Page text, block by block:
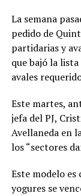
La semana
pedido de
partidarias y
que bajó la
avales
Este martes,
jefa del PJ,
Avellaneda en
los “sectores
Este modelo es
yogures se